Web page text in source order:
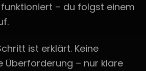
– du folgst einem
ist erklärt. Keine
Überforderung – nur klare